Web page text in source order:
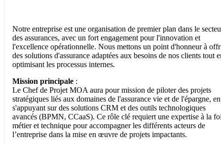
Notre entreprise est une organisation de premier plan dans le
des assurances, avec un fort engagement pour l'innovation et
l'excellence opérationnelle. Nous mettons un point d'honneur à
des solutions d'assurance adaptées aux besoins de nos clients tout
optimisant les processus internes.
Mission principale :
Le Chef de Projet MOA aura pour mission de piloter des projets
stratégiques liés aux domaines de l'assurance vie et de l'épargne, en
s'appuyant sur des solutions CRM et des outils technologiques
avancés (BPMN, CCaaS). Ce rôle clé requiert une expertise à la
métier et technique pour accompagner les différents acteurs de
l’entreprise dans la mise en œuvre de projets impactants.